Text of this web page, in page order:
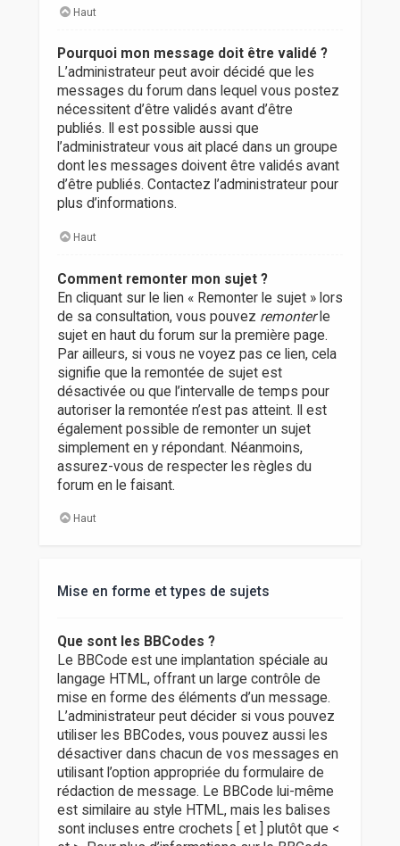
Haut
Pourquoi mon message doit être validé ?
L’administrateur peut avoir décidé que les
messages du forum dans lequel vous postez
nécessitent d’être validés avant d’être
publiés. Il est possible aussi que
l’administrateur vous ait placé dans un groupe
dont les messages doivent être validés avant
d’être publiés. Contactez l’administrateur pour
plus d’informations.
Haut
Comment remonter mon sujet ?
En cliquant sur le lien « Remonter le sujet » lors
de sa consultation, vous pouvez remonterle
sujet en haut du forum sur la première page.
Par ailleurs, si vous ne voyez pas ce lien, cela
signifie que la remontée de sujet est
désactivée ou que l’intervalle de temps pour
autoriser la remontée n’est pas atteint. Il est
également possible de remonter un sujet
simplement en y répondant. Néanmoins,
assurez-vous de respecter les règles du
forum en le faisant.
Haut
Mise en forme et types de sujets
Que sont les BBCodes ?
Le BBCode est une implantation spéciale au
langage HTML, offrant un large contrôle de
mise en forme des éléments d’un message.
L’administrateur peut décider si vous pouvez
utiliser les BBCodes, vous pouvez aussi les
désactiver dans chacun de vos messages en
utilisant l’option appropriée du formulaire de
rédaction de message. Le BBCode lui-même
est similaire au style HTML, mais les balises
sont incluses entre crochets [ et ] plutôt que <